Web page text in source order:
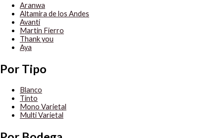
Aranwa
Altamira de los Andes
Avanti
Martin Fierro
Thank you
Aya
Por Tipo
Blanco
Tinto
Mono Varietal
Multi Varietal